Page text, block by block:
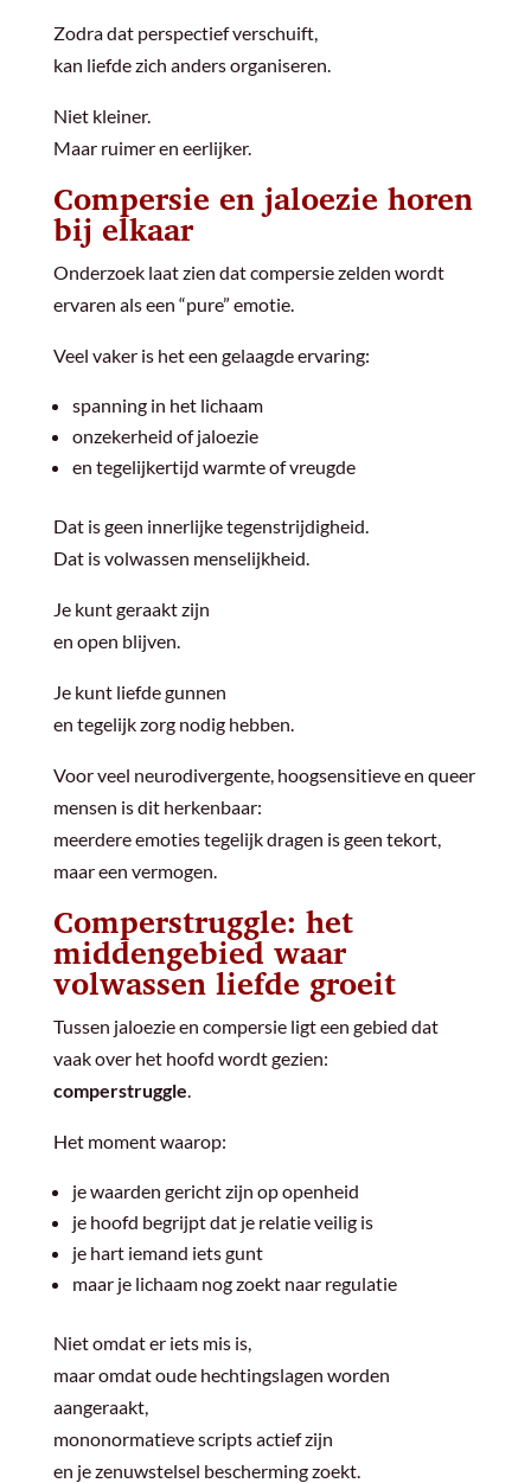
Zodra dat perspectief verschuift,
kan liefde zich anders organiseren.
Niet kleiner.
Maar ruimer en eerlijker.
Compersie en jaloezie horen
bij elkaar
Onderzoek laat zien dat compersie zelden wordt
ervaren als een “pure” emotie.
Veel vaker is het een gelaagde ervaring:
spanning in het lichaam
onzekerheid of jaloezie
en tegelijkertijd warmte of vreugde
Dat is geen innerlijke tegenstrijdigheid.
Dat is volwassen menselijkheid.
Je kunt geraakt zijn
en open blijven.
Je kunt liefde gunnen
en tegelijk zorg nodig hebben.
Voor veel neurodivergente, hoogsensitieve en queer
mensen is dit herkenbaar:
meerdere emoties tegelijk dragen is geen tekort,
maar een vermogen.
Comperstruggle: het
middengebied waar
volwassen liefde groeit
Tussen jaloezie en compersie ligt een gebied dat
vaak over het hoofd wordt gezien:
comperstruggle
Het moment waarop:
je waarden gericht zijn op openheid
je hoofd begrijpt dat je relatie veilig is
je hart iemand iets gunt
maar je lichaam nog zoekt naar regulatie
Niet omdat er iets mis is,
maar omdat oude hechtingslagen worden
aangeraakt,
mononormatieve scripts actief zijn
en je zenuwstelsel bescherming zoekt.